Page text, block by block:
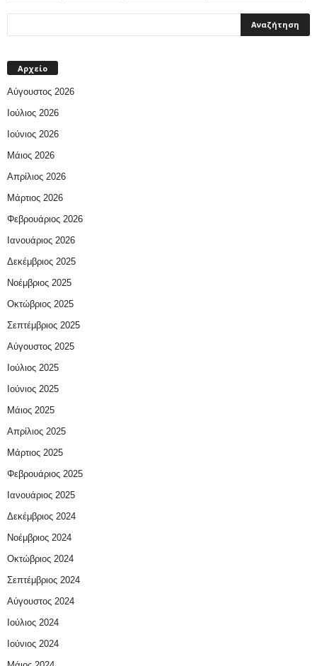
Αρχείο
Αύγουστος 2026
Ιούλιος 2026
Ιούνιος 2026
Μάιος 2026
Απρίλιος 2026
Μάρτιος 2026
Φεβρουάριος 2026
Ιανουάριος 2026
Δεκέμβριος 2025
Νοέμβριος 2025
Οκτώβριος 2025
Σεπτέμβριος 2025
Αύγουστος 2025
Ιούλιος 2025
Ιούνιος 2025
Μάιος 2025
Απρίλιος 2025
Μάρτιος 2025
Φεβρουάριος 2025
Ιανουάριος 2025
Δεκέμβριος 2024
Νοέμβριος 2024
Οκτώβριος 2024
Σεπτέμβριος 2024
Αύγουστος 2024
Ιούλιος 2024
Ιούνιος 2024